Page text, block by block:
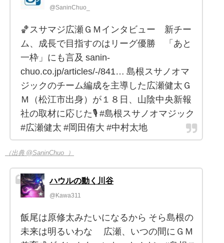
@SaninChuo_
🏀スサマジ広瀬ＧＭインタビュー 新チー
ム、成長で目指すのはリーグ優勝 「あと
一枠」にも言及 sanin-
chuo.co.jp/articles/-/841… 島根スサノオマ
ジックのチーム編成を主導した広瀬健太Ｇ
Ｍ（松江市出身）が１８日、山陰中央新報
社の取材に応じた🎙️ #島根スサノオマジック
#広瀬健太 #岡田侑大 #中村太地
（出典 @SaninChuo_）
ハウルの動く川谷
@Kawa311
飯尾は原修太みたいになるから そら島根の
未来は明るいわな 広瀬、いつの間にＧＭ